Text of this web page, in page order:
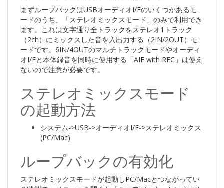
まずループバックはUSBオーディオI/Fのいくつかあるモ
ードのうち、「ステレオミックスモード」のみで利用でき
ます。これは文字通り全トラックをステレオ1トラック
（2ch）にミックスした音を入出力する（2IN/2OUT）モ
ードです。6IN/4OUTのマルチトラックモードやオーディ
オI/Fと本体録音を同時に使用する「AIF with REC」は使え
ないので注意が必要です。
ステレオミックスモード
の起動方法
システム->USB->オーディオI/F->ステレオミックス
(PC/Mac)
ループバックの有効化
ステレオミックスモードが起動しPC/Macとつながってい